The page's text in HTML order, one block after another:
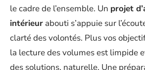
le cadre de l’ensemble. Un projet
intérieur abouti s’appuie sur
clarté des volontés. Plus vos
la lecture des volumes est limpide
des solutions, naturelle. Une